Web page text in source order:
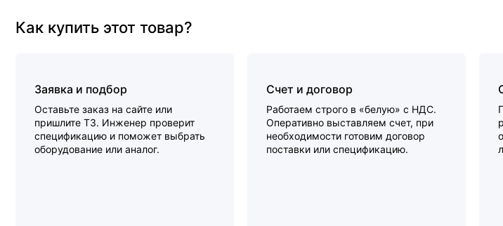
Как купить этот товар?
Заявка и подбор
Оставьте заказ на сайте или
пришлите ТЗ. Инженер проверит
спецификацию и поможет выбрать
оборудование или аналог.
Счет и договор
Работаем строго в «белую» с НДС.
Оперативно выставляем счет, при
необходимости готовим договор
поставки или спецификацию.